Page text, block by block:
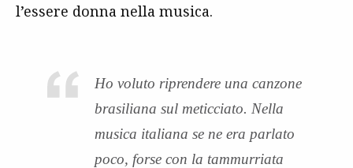
l’essere donna nella musica.
Ho voluto riprendere una canzone
brasiliana sul meticciato. Nella
musica italiana se ne era parlato
poco, forse con la tammurriata